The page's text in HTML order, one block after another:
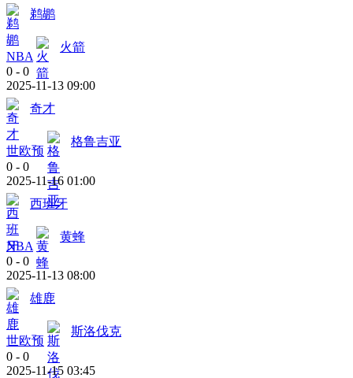
鹈鹕
NBA
火箭
0 - 0
2025-11-13 09:00
奇才
世欧预
格鲁吉亚
0 - 0
2025-11-16 01:00
西班牙
NBA
黄蜂
0 - 0
2025-11-13 08:00
雄鹿
世欧预
斯洛伐克
0 - 0
2025-11-15 03:45